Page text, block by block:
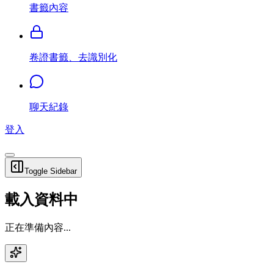
書籤內容
卷證書籤、去識別化
聊天紀錄
登入
Toggle Sidebar
載入資料中
正在準備內容...